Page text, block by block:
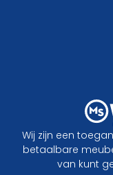
Wij zijn een
betaalbare
van kunt